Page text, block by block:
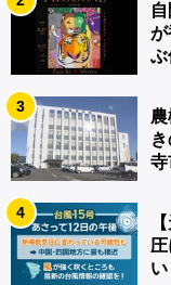
ぶ
3
寺
4